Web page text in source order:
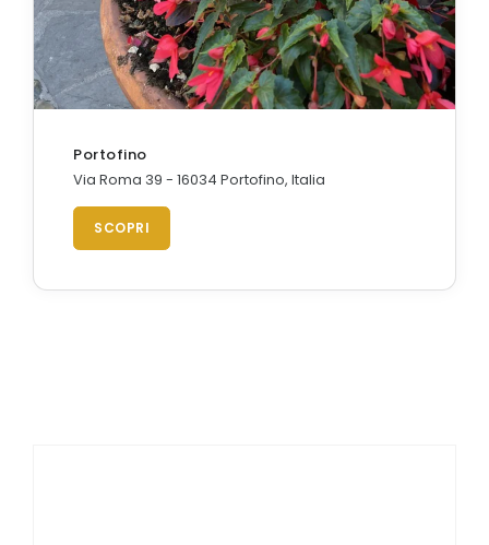
Portofino
Via Roma 39 - 16034 Portofino, Italia
SCOPRI